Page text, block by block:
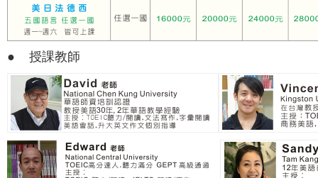
● 授課教師